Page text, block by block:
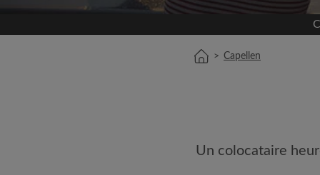
semble important
Consultez les
Sauvegardez vos
Faites vos demandes
colocataires de ce
> Capellen
Un colocataire